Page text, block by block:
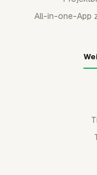
All-in-one-App